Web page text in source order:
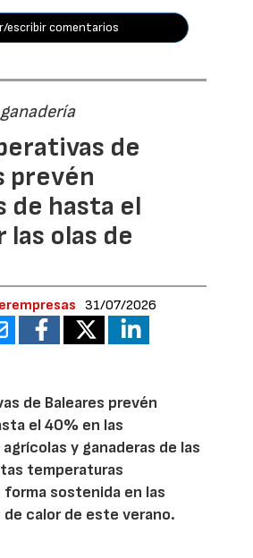
escribir comentarios
de
prevén
de hasta el
olas de
31/07/2026
de Baleares prevén
el 40% en las
y ganaderas de las
temperaturas
sostenida en las
de calor de este verano.